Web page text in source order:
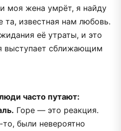
моя жена умрёт, я найду
та, известная нам любовь.
её утраты, и это
выступает сближающим
часто путают:
Горе — это реакция.
были невероятно